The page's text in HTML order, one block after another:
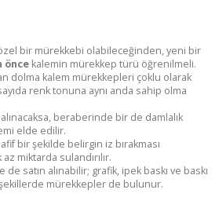
bir mürekkebi olabileceğinden, yeni bir
önce kalemin mürekkep türü öğrenilmeli.
dolma kalem mürekkepleri çoklu olarak
renk tonuna aynı anda sahip olma
beraberinde bir de damlalık
elde edilir.
bir şekilde belirgin iz bırakması
miktarda sulandırılır.
satın alınabilir; grafik, ipek baskı ve baskı
mürekkepler de bulunur.